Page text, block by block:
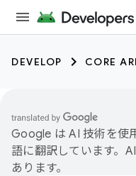
DEVELOP CORE
Google は AI 技術を使
語に翻訳しています。
あります。